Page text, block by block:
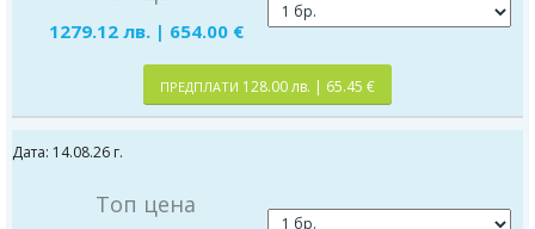
1279.12 лв. | 654.00 €
ПРЕДПЛАТИ 128.00 лв. | 65.45 €
Дата: 14.08.26 г.
Топ цена